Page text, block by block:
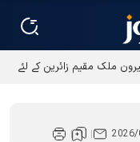
ملک مقیم زائرین کے لئے